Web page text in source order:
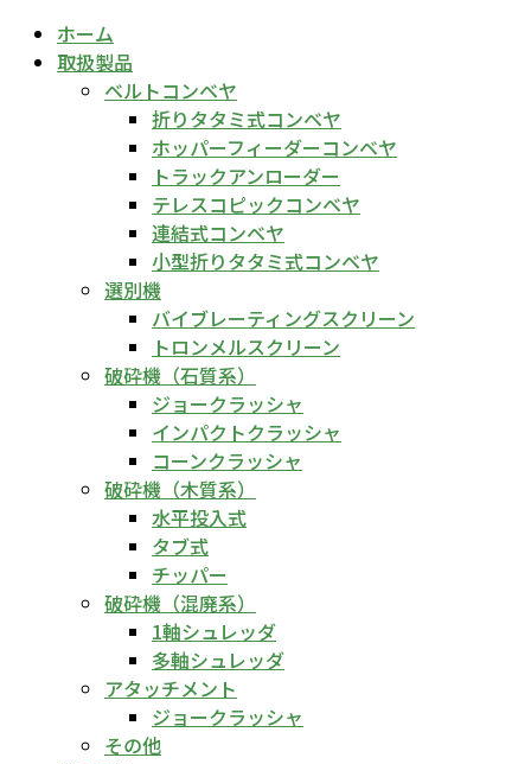
ホーム
取扱製品
ベルトコンベヤ
折りタタミ式コンベヤ
ホッパーフィーダーコンベヤ
トラックアンローダー
テレスコピックコンベヤ
連結式コンベヤ
小型折りタタミ式コンベヤ
選別機
バイブレーティングスクリーン
トロンメルスクリーン
破砕機（石質系）
ジョークラッシャ
インパクトクラッシャ
コーンクラッシャ
破砕機（木質系）
水平投入式
タブ式
チッパー
破砕機（混廃系）
1軸シュレッダ
多軸シュレッダ
アタッチメント
ジョークラッシャ
その他